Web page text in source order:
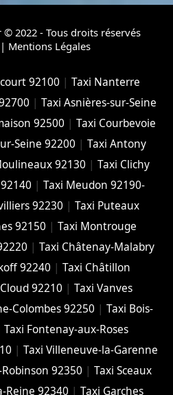
2022 - Tous droits réservés
| Mentions Légales
92100 |Taxi Nanterre
| Taxi Asnières-sur-Seine
92500 |Taxi Courbevoie
Seine 92200 |Taxi Antony
92130 |Taxi Clichy
|Taxi Meudon 92190-
92230 | Taxi Puteaux
92150 | Taxi Montrouge
| Taxi Châtenay-Malabry
92240 | Taxi Châtillon
92210 | Taxi Vanves
Colombes 92250 | Taxi Bois-
Taxi Fontenay-aux-Roses
| Taxi Villeneuve-la-Garenne
Robinson 92350 | Taxi Sceaux
Reine 92340 | Taxi Garches